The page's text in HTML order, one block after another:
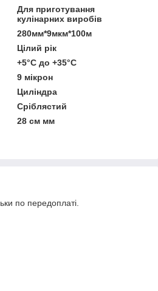
Для приготування
кулінарних виробів
280мм*9мкм*100м
Цілий рік
+5°С до +35°С
9 мікрон
Циліндра
Сріблястий
28 см мм
по передоплаті.